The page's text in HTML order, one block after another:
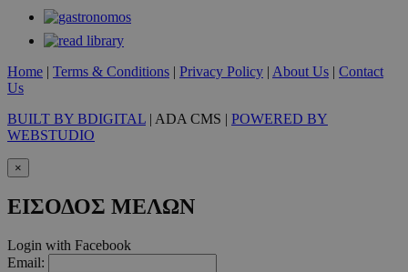
Home | Terms & Conditions | Privacy Policy | About Us | Contact
Us
BUILT BY BDIGITAL | ADA CMS | POWERED BY
WEBSTUDIO
×
ΕΙΣΟΔΟΣ ΜΕΛΩΝ
Login with Facebook
Email: